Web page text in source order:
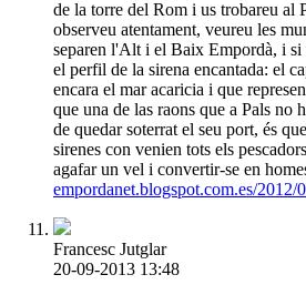
de la torre del Rom i us trobareu al
observeu atentament, veureu les
separen l'Alt i el Baix Empordà, i si
el perfil de la sirena encantada: el
encara el mar acaricia i que
que una de las raons que a Pals no
de quedar soterrat el seu port, és
sirenes con venien tots els
agafar un vel i convertir-se en
empordanet.blogspot.com.es/2012/
Francesc Jutglar
20-09-2013 13:48